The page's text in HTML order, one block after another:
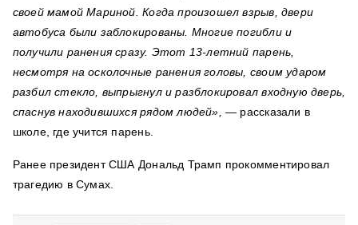
своей мамой Мариной. Когда произошел взрыв, двери
автобуса были заблокированы. Многие погибли и
получили ранения сразу. Этот 13-летний парень,
несмотря на осколочные ранения головы, своим ударом
разбил стекло, выпрыгнул и разблокировал входную дверь,
спаснув находившихся рядом людей», — рассказали в
школе, где учится парень.
Ранее президент США Дональд Трамп прокомментировал
трагедию в Сумах.